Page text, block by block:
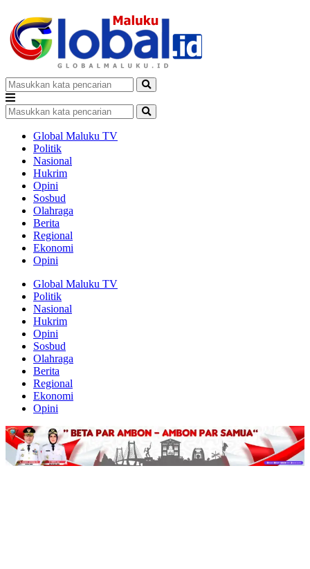
Global Maluku TV
Politik
Nasional
Hukrim
Opini
Sosbud
Olahraga
Berita
Regional
Ekonomi
Opini
Global Maluku TV
Politik
Nasional
Hukrim
Opini
Sosbud
Olahraga
Berita
Regional
Ekonomi
Opini